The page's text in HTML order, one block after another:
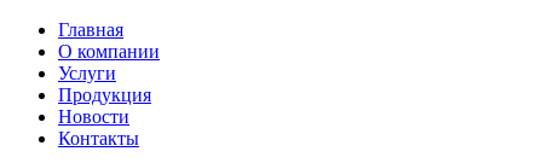
Главная
О компании
Услуги
Продукция
Новости
Контакты